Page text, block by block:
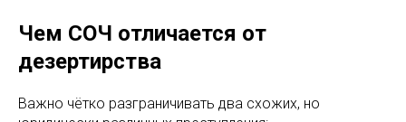
Чем СОЧ отличается от
дезертирства
Важно чётко разграничивать два схожих, но